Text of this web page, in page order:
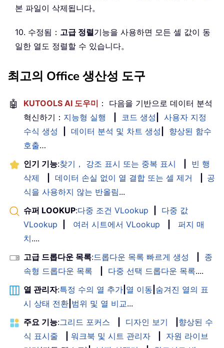
본 파일이 삭제됩니다。
10. 수정됨： 고급 정렬기능을 사용하면 모든 셀 값이 동
일한 열도 정렬할 수 있습니다。
최고의 Office 생산성 도구
🤖 KUTOOLS AI 도우미 ： 다음을 기반으로 데이터 분석
혁신하기： 지능형 실행 코드 생성
사용자 지정
수식 생성
데이터 분석 및 차트 생성
향상된 함수
호출…
인기 기능:찾기， 강조 표시 또는 중복 표시
빈 행
삭제
데이터 손실 없이 열 결합 또는 셀 제거
공
식을 사용하지 않는 반올림...
슈퍼 LOOKUP:다중 조건 VLookup
다중 값
VLookup
여러 시트에서 VLookup
퍼지 매
치....
고급 드롭다운 목록:드롭다운 목록 빠르게 생성
종
속형 드롭다운 목록
다중 선택 드롭다운 목록....
열 관리자:특정 수의 열 추가 열 이동 숨겨진 열의 표
시 상태 전환 범위 및 열 비교...
주요 기능:그리드 포커스 디자인 보기
향상된 수
식 표시줄
워크북 및 시트 관리자
자원 라이브